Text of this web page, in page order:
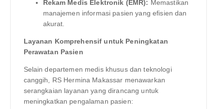
Rekam Medis Elektronik (EMR): Memastikan
manajemen informasi pasien yang efisien dan
akurat.
Layanan Komprehensif untuk Peningkatan
Perawatan Pasien
Selain departemen medis khusus dan teknologi
canggih, RS Hermina Makassar menawarkan
serangkaian layanan yang dirancang untuk
meningkatkan pengalaman pasien: